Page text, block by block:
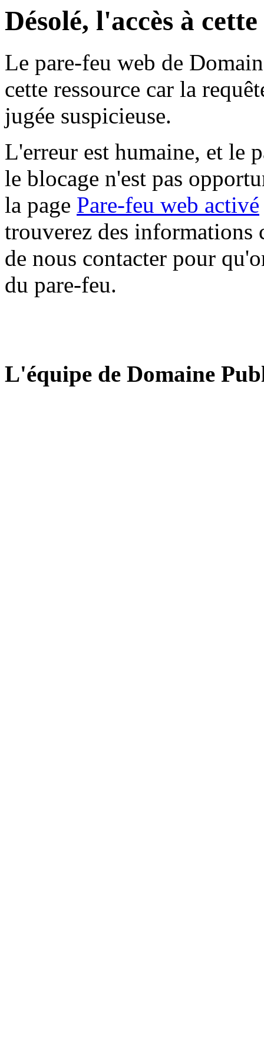
Désolé, l'accès à
Le pare-feu web de
cette ressource car la
jugée suspicieuse.
L'erreur est humaine, et le
le blocage n'est pas
la page Pare-feu web activé
trouverez des informations
de nous contacter pour
du pare-feu.
L'équipe de Domaine